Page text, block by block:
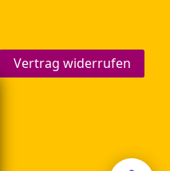
Vertrag widerrufen